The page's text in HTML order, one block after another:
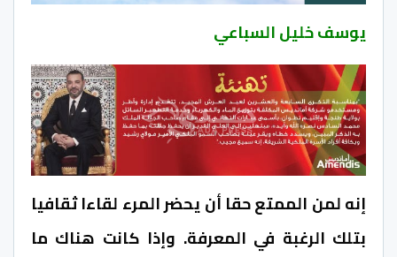
يوسف خليل السباعي
إنه لمن الممتع حقا أن يحضر المرء لقاءا ثقافيا
بتلك الرغبة في المعرفة. وإذا كانت هناك ما